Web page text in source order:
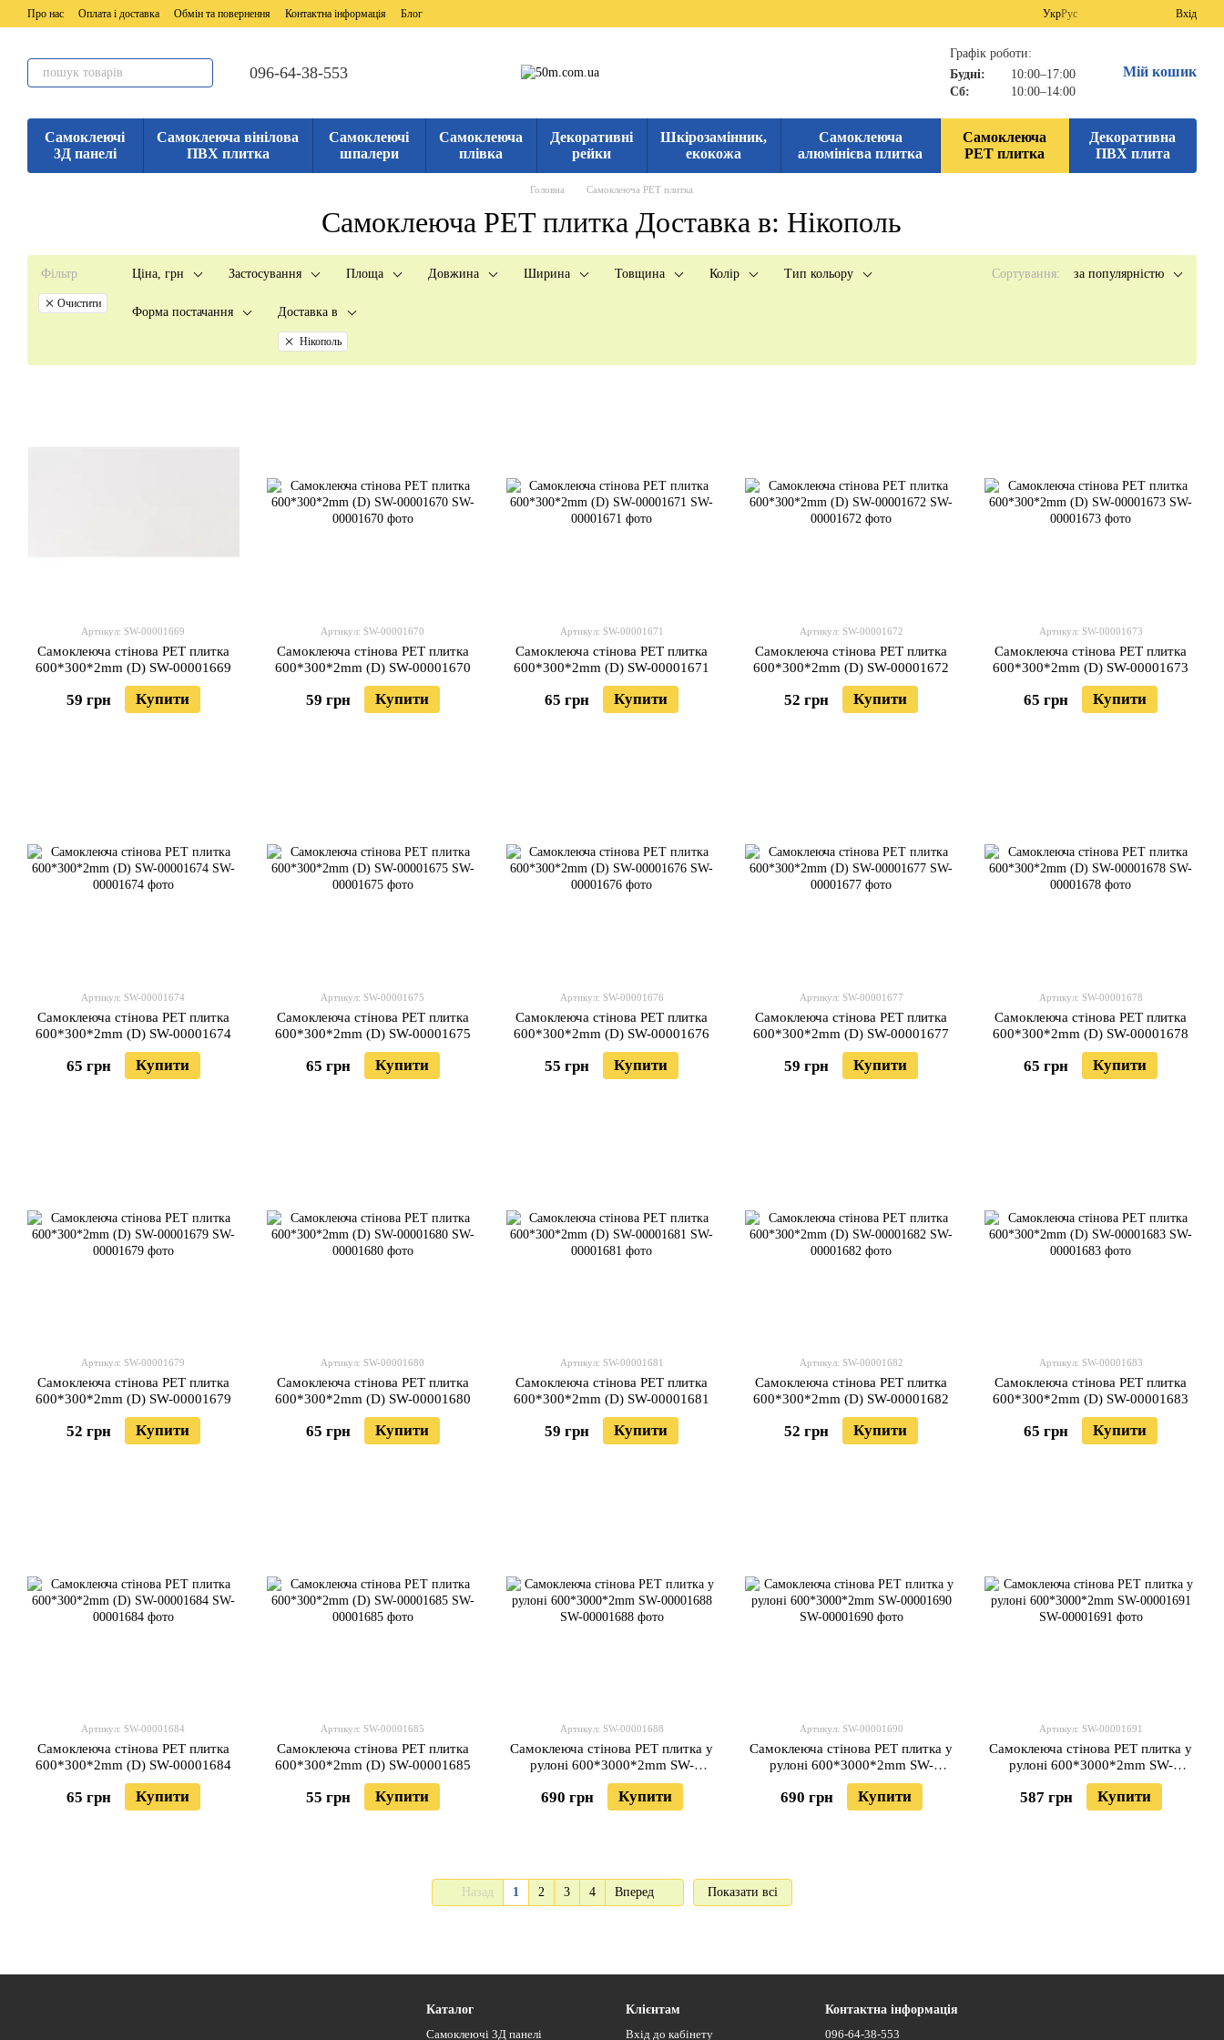
Перейти до основного контенту
Про нас Оплата і доставка Обмін та повернення Контактна інформація Блог УкрРус Вхід
096-64-38-553
Графік роботи:
Будні:
10:00–17:00
Сб:
10:00–14:00
Мій кошик
Самоклеючі
3Д панелі
Самоклеюча вінілова
ПВХ плитка
Самоклеючі
шпалери
Самоклеюча
плівка
Декоративні
рейки
Шкірозамінник,
екокожа
Самоклеюча
алюмінієва плитка
Самоклеюча
PET плитка
Декоративна
ПВХ плита
Головна Самоклеюча PET плитка
Самоклеюча PET плитка Доставка в: Нікополь
Фільтр
Очистити
Ціна, грн Застосування Площа Довжина Ширина Товщина Колір Тип кольору
Форма постачання Доставка в
Нікополь
Сортування: за популярністю
Артикул: SW-00001669
Самоклеюча стінова PET плитка
600*300*2mm (D) SW-00001669
59 грн Купити
Артикул: SW-00001670
Самоклеюча стінова PET плитка
600*300*2mm (D) SW-00001670
59 грн Купити
Артикул: SW-00001671
Самоклеюча стінова PET плитка
600*300*2mm (D) SW-00001671
65 грн Купити
Артикул: SW-00001672
Самоклеюча стінова PET плитка
600*300*2mm (D) SW-00001672
52 грн Купити
Артикул: SW-00001673
Самоклеюча стінова PET плитка
600*300*2mm (D) SW-00001673
65 грн Купити
Артикул: SW-00001674
Самоклеюча стінова PET плитка
600*300*2mm (D) SW-00001674
65 грн Купити
Артикул: SW-00001675
Самоклеюча стінова PET плитка
600*300*2mm (D) SW-00001675
65 грн Купити
Артикул: SW-00001676
Самоклеюча стінова PET плитка
600*300*2mm (D) SW-00001676
55 грн Купити
Артикул: SW-00001677
Самоклеюча стінова PET плитка
600*300*2mm (D) SW-00001677
59 грн Купити
Артикул: SW-00001678
Самоклеюча стінова PET плитка
600*300*2mm (D) SW-00001678
65 грн Купити
Артикул: SW-00001679
Самоклеюча стінова PET плитка
600*300*2mm (D) SW-00001679
52 грн Купити
Артикул: SW-00001680
Самоклеюча стінова PET плитка
600*300*2mm (D) SW-00001680
65 грн Купити
Артикул: SW-00001681
Самоклеюча стінова PET плитка
600*300*2mm (D) SW-00001681
59 грн Купити
Артикул: SW-00001682
Самоклеюча стінова PET плитка
600*300*2mm (D) SW-00001682
52 грн Купити
Артикул: SW-00001683
Самоклеюча стінова PET плитка
600*300*2mm (D) SW-00001683
65 грн Купити
Артикул: SW-00001684
Самоклеюча стінова PET плитка
600*300*2mm (D) SW-00001684
65 грн Купити
Артикул: SW-00001685
Самоклеюча стінова PET плитка
600*300*2mm (D) SW-00001685
55 грн Купити
Артикул: SW-00001688
Самоклеюча стінова PET плитка у
рулоні 600*3000*2mm SW-
00001688
690 грн Купити
Артикул: SW-00001690
Самоклеюча стінова PET плитка у
рулоні 600*3000*2mm SW-
00001690
690 грн Купити
Артикул: SW-00001691
Самоклеюча стінова PET плитка у
рулоні 600*3000*2mm SW-
00001691
587 грн Купити
Назад 1 2 3 4 Вперед Показати всі
Каталог
Самоклеючі 3Д панелі
Клієнтам
Вхід до кабінету
Контактна інформація
096-64-38-553